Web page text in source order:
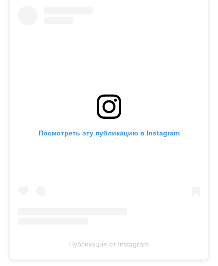
Посмотреть эту публикацию в Instagram
Публикация от Instagram